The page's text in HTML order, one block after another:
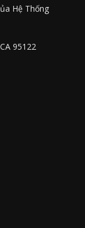
Hệ Thống
95122